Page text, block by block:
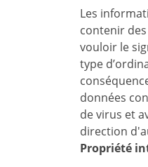
Les
contenir
vouloir le
type
données
de virus et
direction
Propriété